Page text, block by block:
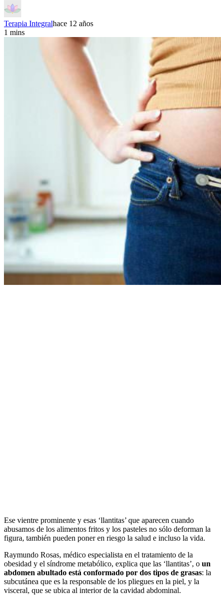
Terapia Integralhace 12 años
1 mins
Ese vientre prominente y esas ‘llantitas’ que aparecen cuando
abusamos de los alimentos fritos y los pasteles no sólo deforman la
figura, también pueden poner en riesgo la salud e incluso la vida.
Raymundo Rosas, médico especialista en el tratamiento de la
obesidad y el síndrome metabólico, explica que las ‘llantitas’, o un
abdomen abultado está conformado por dos tipos de grasas: la
subcutánea que es la responsable de los pliegues en la piel, y la
visceral, que se ubica al interior de la cavidad abdominal.